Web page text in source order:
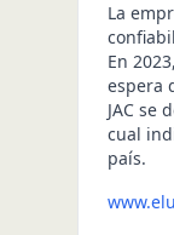
La
En
espera
JAC se
cual
país.